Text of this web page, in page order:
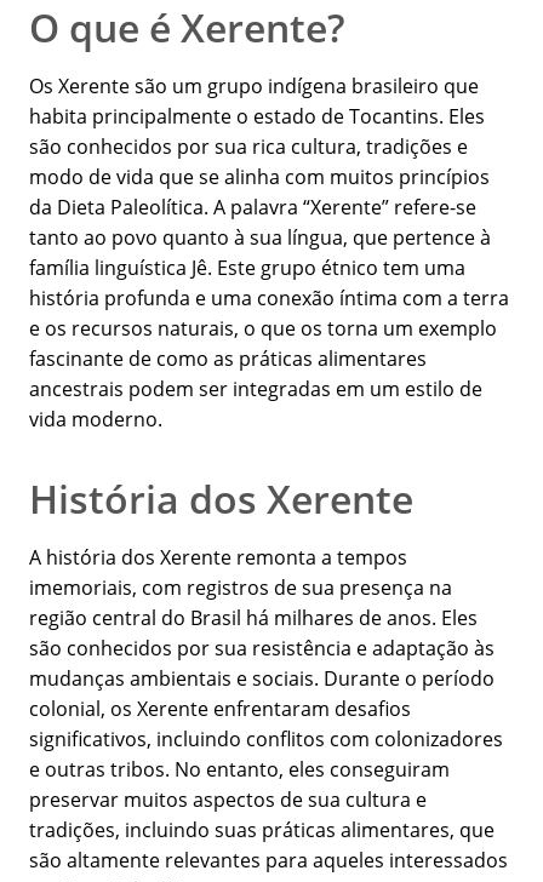
O que é Xerente?
Os Xerente são um grupo indígena brasileiro que
habita principalmente o estado de Tocantins. Eles
são conhecidos por sua rica cultura, tradições e
modo de vida que se alinha com muitos princípios
da Dieta Paleolítica. A palavra “Xerente” refere-se
tanto ao povo quanto à sua língua, que pertence à
família linguística Jê. Este grupo étnico tem uma
história profunda e uma conexão íntima com a terra
e os recursos naturais, o que os torna um exemplo
fascinante de como as práticas alimentares
ancestrais podem ser integradas em um estilo de
vida moderno.
História dos Xerente
A história dos Xerente remonta a tempos
imemoriais, com registros de sua presença na
região central do Brasil há milhares de anos. Eles
são conhecidos por sua resistência e adaptação às
mudanças ambientais e sociais. Durante o período
colonial, os Xerente enfrentaram desafios
significativos, incluindo conflitos com colonizadores
e outras tribos. No entanto, eles conseguiram
preservar muitos aspectos de sua cultura e
tradições, incluindo suas práticas alimentares, que
são altamente relevantes para aqueles interessados